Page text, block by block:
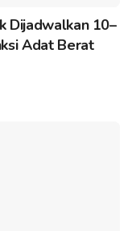
Dijadwalkan 10–
Adat Berat